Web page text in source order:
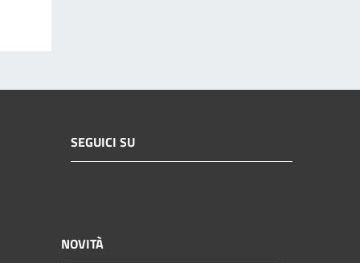
SEGUICI SU
NOVITÀ